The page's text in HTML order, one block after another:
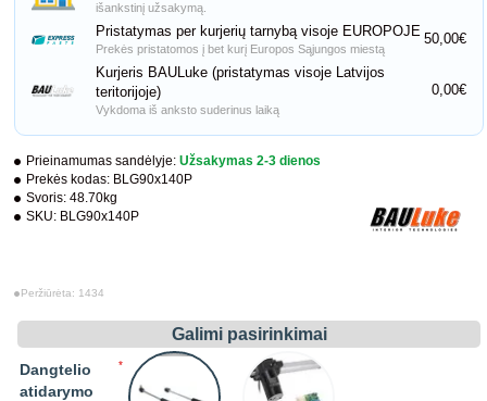
Prieinamumas sandėlyje: Užsakymas 2-3 dienos
Prekės kodas: BLG90x140P
Svoris: 48.70kg
SKU: BLG90x140P
Peržiūrėta: 1434
Galimi pasirinkimai
Dangtelio
atidarymo
išankstinį užsakymą.
Pristatymas per kurjerių tarnybą visoje EUROPOJE
Prekės pristatomos į bet kurį Europos Sąjungos miestą
50,00€
Kurjeris BAULuke (pristatymas visoje Latvijos
teritorijoje)
Vykdoma iš anksto suderinus laiką
0,00€